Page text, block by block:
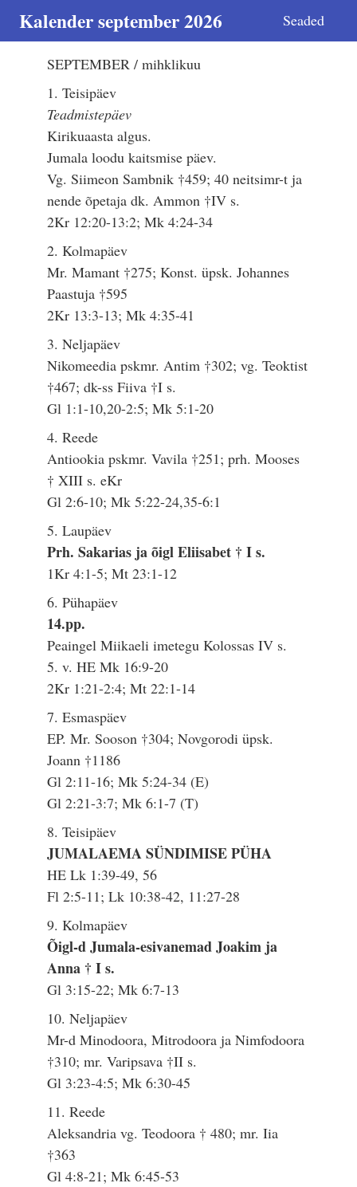
Kalender september 2026 Seaded
SEPTEMBER / mihklikuu
1. Teisipäev
Teadmistepäev
Kirikuaasta algus.
Jumala loodu kaitsmise päev.
Vg. Siimeon Sambnik †459; 40 neitsimr-t ja
nende õpetaja dk. Ammon †IV s.
2Kr 12:20-13:2; Mk 4:24-34
2. Kolmapäev
Mr. Mamant †275; Konst. üpsk. Johannes
Paastuja †595
2Kr 13:3-13; Mk 4:35-41
3. Neljapäev
Nikomeedia pskmr. Antim †302; vg. Teoktist
†467; dk-ss Fiiva †I s.
Gl 1:1-10,20-2:5; Mk 5:1-20
4. Reede
Antiookia pskmr. Vavila †251; prh. Mooses
† XIII s. eKr
Gl 2:6-10; Mk 5:22-24,35-6:1
5. Laupäev
Prh. Sakarias ja õigl Eliisabet † I s.
1Kr 4:1-5; Mt 23:1-12
6. Pühapäev
14.pp.
Peaingel Miikaeli imetegu Kolossas IV s.
5. v. HE Mk 16:9-20
2Kr 1:21-2:4; Mt 22:1-14
7. Esmaspäev
EP. Mr. Sooson †304; Novgorodi üpsk.
Joann †1186
Gl 2:11-16; Mk 5:24-34 (E)
Gl 2:21-3:7; Mk 6:1-7 (T)
8. Teisipäev
JUMALAEMA SÜNDIMISE PÜHA
HE Lk 1:39-49, 56
Fl 2:5-11; Lk 10:38-42, 11:27-28
9. Kolmapäev
Õigl-d Jumala-esivanemad Joakim ja
Anna † I s.
Gl 3:15-22; Mk 6:7-13
10. Neljapäev
Mr-d Minodoora, Mitrodoora ja Nimfodoora
†310; mr. Varipsava †II s.
Gl 3:23-4:5; Mk 6:30-45
11. Reede
Aleksandria vg. Teodoora † 480; mr. Iia
†363
Gl 4:8-21; Mk 6:45-53